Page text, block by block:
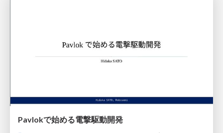
Pavlokで始める電撃駆動開発